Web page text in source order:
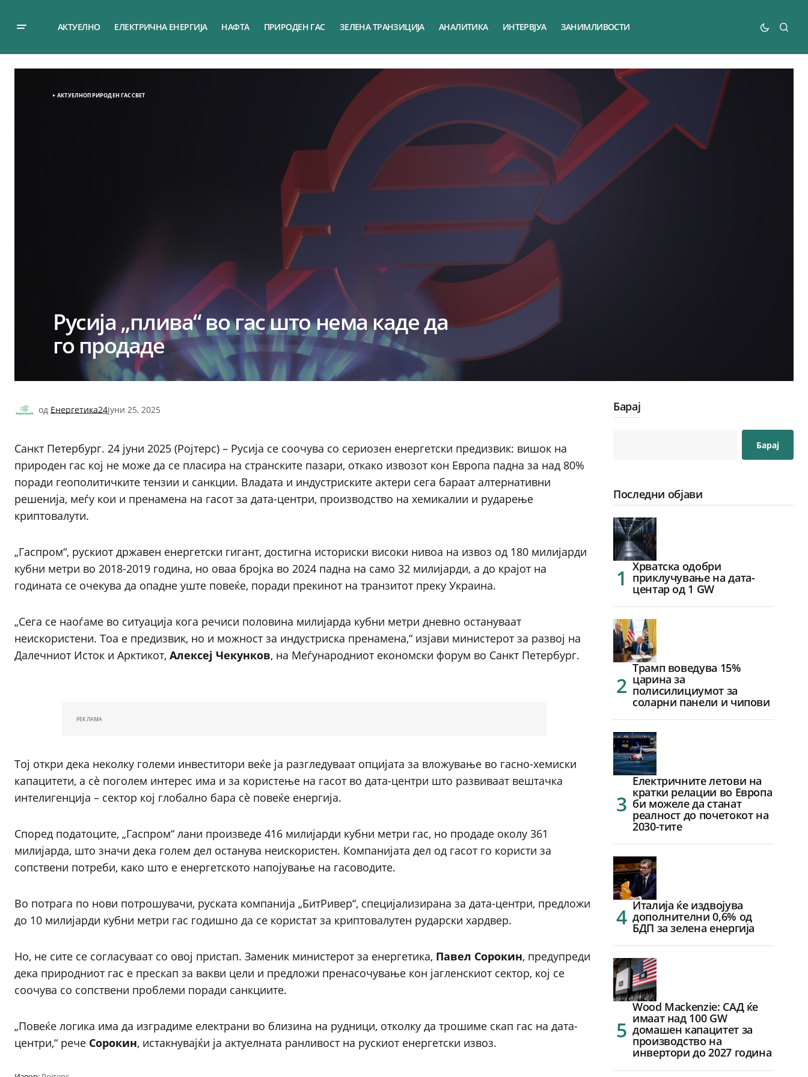
АКТУЕЛНО ЕЛЕКТРИЧНА ЕНЕРГИЈА НАФТА ПРИРОДЕН ГАС ЗЕЛЕНА ТРАНЗИЦИЈА АНАЛИТИКА ИНТЕРВЈУА ЗАНИМЛИВОСТИ
АКТУЕЛНОПРИРОДЕН ГАССВЕТ
Русија „плива“ во гас што нема каде да
го продаде
од Енергетика24јуни 25, 2025
Санкт Петербург. 24 јуни 2025 (Ројтерс) – Русија се соочува со сериозен енергетски предизвик: вишок на
природен гас кој не може да се пласира на странските пазари, откако извозот кон Европа падна за над 80%
поради геополитичките тензии и санкции. Владата и индустриските актери сега бараат алтернативни
решенија, меѓу кои и пренамена на гасот за дата-центри, производство на хемикалии и рударење
криптовалути.
„Гаспром“, рускиот државен енергетски гигант, достигна историски високи нивоа на извоз од 180 милијарди
кубни метри во 2018-2019 година, но оваа бројка во 2024 падна на само 32 милијарди, а до крајот на
годината се очекува да опадне уште повеќе, поради прекинот на транзитот преку Украина.
„Сега се наоѓаме во ситуација кога речиси половина милијарда кубни метри дневно остануваат
неискористени. Тоа е предизвик, но и можност за индустриска пренамена,“ изјави министерот за развој на
Далечниот Исток и Арктикот, Алексеј Чекунков, на Меѓународниот економски форум во Санкт Петербург.
РЕКЛАМА
Тој откри дека неколку големи инвеститори веќе ја разгледуваат опцијата за вложување во гасно-хемиски
капацитети, а сè поголем интерес има и за користење на гасот во дата-центри што развиваат вештачка
интелигенција – сектор кој глобално бара сè повеќе енергија.
Според податоците, „Гаспром“ лани произведе 416 милијарди кубни метри гас, но продаде околу 361
милијарда, што значи дека голем дел останува неискористен. Компанијата дел од гасот го користи за
сопствени потреби, како што е енергетското напојување на гасоводите.
Во потрага по нови потрошувачи, руската компанија „БитРивер“, специјализирана за дата-центри, предложи
до 10 милијарди кубни метри гас годишно да се користат за криптовалутен рударски хардвер.
Но, не сите се согласуваат со овој пристап. Заменик министерот за енергетика, Павел Сорокин, предупреди
дека природниот гас е прескап за вакви цели и предложи пренасочување кон јагленскиот сектор, кој се
соочува со сопствени проблеми поради санкциите.
„Повеќе логика има да изградиме електрани во близина на рудници, отколку да трошиме скап гас на дата-
центри,“ рече Сорокин, истакнувајќи ја актуелната ранливост на рускиот енергетски извоз.
Барај
Барај
Последни објави
Хрватска одобри
приклучување на дата-
центар од 1 GW
Трамп воведува 15%
царина за
полисилициумот за
соларни панели и чипови
Електричните летови на
кратки релации во Европа
би можеле да станат
реалност до почетокот на
2030-тите
Италија ќе издвојува
дополнителни 0,6% од
БДП за зелена енергија
Wood Mackenzie: САД ќе
имаат над 100 GW
домашен капацитет за
производство на
инвертори до 2027 година